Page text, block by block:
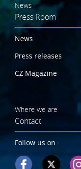
News
Press Room
News
Press releases
CZ Magazine
Where we are
Contact
Follow us on: